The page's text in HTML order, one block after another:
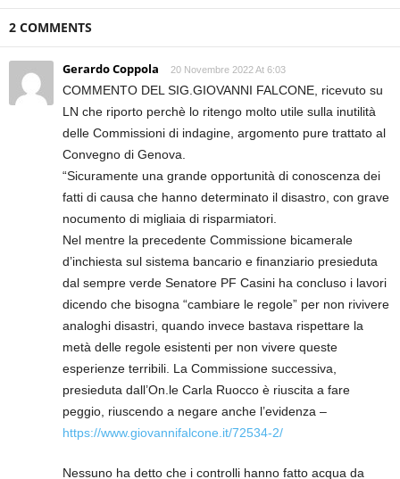
2 COMMENTS
Gerardo Coppola 20 Novembre 2022 At 6:03
COMMENTO DEL SIG.GIOVANNI FALCONE, ricevuto su
LN che riporto perchè lo ritengo molto utile sulla inutilità
delle Commissioni di indagine, argomento pure trattato al
Convegno di Genova.
“Sicuramente una grande opportunità di conoscenza dei
fatti di causa che hanno determinato il disastro, con grave
nocumento di migliaia di risparmiatori.
Nel mentre la precedente Commissione bicamerale
d’inchiesta sul sistema bancario e finanziario presieduta
dal sempre verde Senatore PF Casini ha concluso i lavori
dicendo che bisogna “cambiare le regole” per non rivivere
analoghi disastri, quando invece bastava rispettare la
metà delle regole esistenti per non vivere queste
esperienze terribili. La Commissione successiva,
presieduta dall’On.le Carla Ruocco è riuscita a fare
peggio, riuscendo a negare anche l’evidenza –
https://www.giovannifalcone.it/72534-2/
Nessuno ha detto che i controlli hanno fatto acqua da